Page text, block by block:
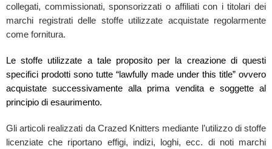
collegati, commissionati, sponsorizzati o affiliati con i titolari dei
marchi registrati delle stoffe utilizzate acquistate regolarmente
come fornitura.
Le stoffe utilizzate a tale proposito per la creazione di questi
specifici prodotti sono tutte “lawfully made under this title” ovvero
acquistate successivamente alla prima vendita e soggette al
principio di esaurimento.
Gli articoli realizzati da Crazed Knitters mediante l’utilizzo di stoffe
licenziate che riportano effigi, indizi, loghi, ecc. di noti marchi